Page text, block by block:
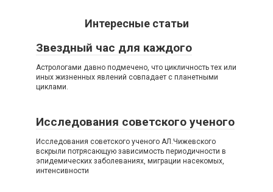
Интересные статьи
Звездный час для каждого
Астрологами давно подмечено, что цикличность тех или
иных жизненных явлений совпадает с планетными
циклами.
Исследования советского ученого
Исследования советского ученого АЛ.Чижевского
вскрыли потрясающую зависимость периодичности в
эпидемических заболеваниях, миграции насекомых,
интенсивности